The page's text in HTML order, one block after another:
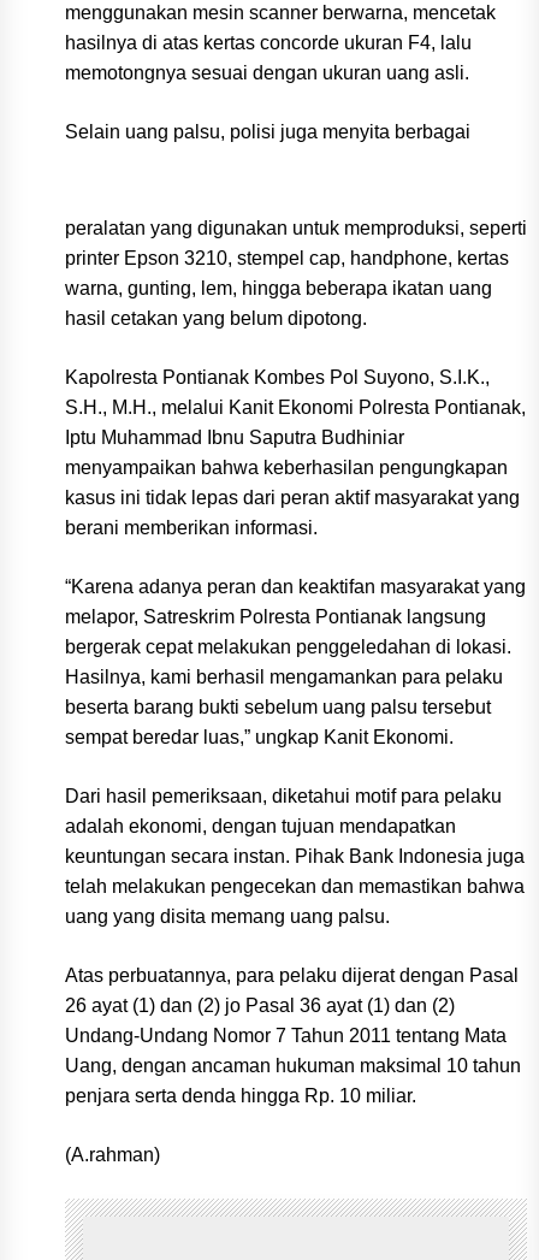
menggunakan mesin scanner berwarna, mencetak
hasilnya di atas kertas concorde ukuran F4, lalu
memotongnya sesuai dengan ukuran uang asli.
Selain uang palsu, polisi juga menyita berbagai
peralatan yang digunakan untuk memproduksi, seperti
printer Epson 3210, stempel cap, handphone, kertas
warna, gunting, lem, hingga beberapa ikatan uang
hasil cetakan yang belum dipotong.
Kapolresta Pontianak Kombes Pol Suyono, S.I.K.,
S.H., M.H., melalui Kanit Ekonomi Polresta Pontianak,
Iptu Muhammad Ibnu Saputra Budhiniar
menyampaikan bahwa keberhasilan pengungkapan
kasus ini tidak lepas dari peran aktif masyarakat yang
berani memberikan informasi.
“Karena adanya peran dan keaktifan masyarakat yang
melapor, Satreskrim Polresta Pontianak langsung
bergerak cepat melakukan penggeledahan di lokasi.
Hasilnya, kami berhasil mengamankan para pelaku
beserta barang bukti sebelum uang palsu tersebut
sempat beredar luas,” ungkap Kanit Ekonomi.
Dari hasil pemeriksaan, diketahui motif para pelaku
adalah ekonomi, dengan tujuan mendapatkan
keuntungan secara instan. Pihak Bank Indonesia juga
telah melakukan pengecekan dan memastikan bahwa
uang yang disita memang uang palsu.
Atas perbuatannya, para pelaku dijerat dengan Pasal
26 ayat (1) dan (2) jo Pasal 36 ayat (1) dan (2)
Undang-Undang Nomor 7 Tahun 2011 tentang Mata
Uang, dengan ancaman hukuman maksimal 10 tahun
penjara serta denda hingga Rp. 10 miliar.
(A.rahman)